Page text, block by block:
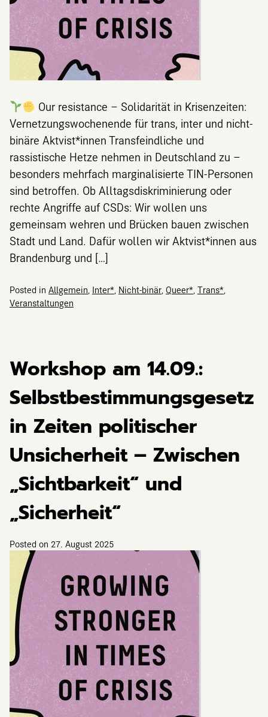
Our resistance – Solidarität in Krisenzeiten:
Vernetzungswochenende für trans, inter und nicht-
binäre Aktvist*innen Transfeindliche und
rassistische Hetze nehmen in Deutschland zu –
besonders mehrfach marginalisierte TIN-Personen
sind betroffen. Ob Alltagsdiskriminierung oder
rechte Angriffe auf CSDs: Wir wollen uns
gemeinsam wehren und Brücken bauen zwischen
Stadt und Land. Dafür wollen wir Aktvist*innen aus
Brandenburg und […]
Posted in Allgemein Inter* Nicht-binär Queer* Trans*
Veranstaltungen
Workshop am 14.09.:
Selbstbestimmungsgesetz
in Zeiten politischer
Unsicherheit – Zwischen
„Sichtbarkeit“ und
„Sicherheit“
Posted on 27. August 2025